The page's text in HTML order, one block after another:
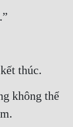
thúc.
không thể